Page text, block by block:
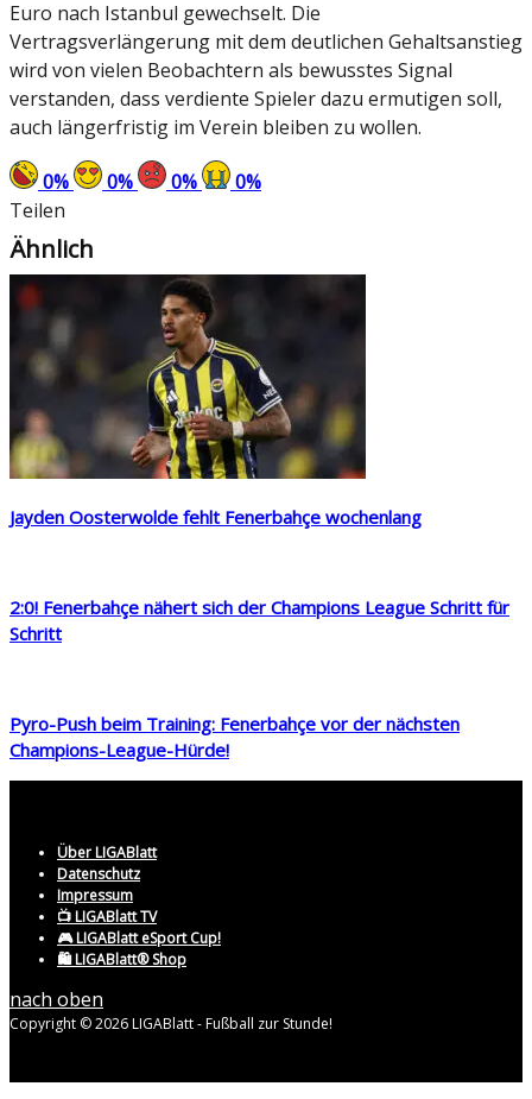
Euro nach Istanbul gewechselt. Die
Vertragsverlängerung mit dem deutlichen Gehaltsanstieg
wird von vielen Beobachtern als bewusstes Signal
verstanden, dass verdiente Spieler dazu ermutigen soll,
auch längerfristig im Verein bleiben zu wollen.
0% 0% 0% 0%
Teilen
Ähnlich
Jayden Oosterwolde fehlt Fenerbahçe wochenlang
2:0! Fenerbahçe nähert sich der Champions League Schritt für
Schritt
Pyro-Push beim Training: Fenerbahçe vor der nächsten
Champions-League-Hürde!
Über LIGABlatt
Datenschutz
Impressum
📺 LIGABlatt TV
🎮 LIGABlatt eSport Cup!
🛍️ LIGABlatt® Shop
nach oben
Copyright © 2026 LIGABlatt - Fußball zur Stunde!